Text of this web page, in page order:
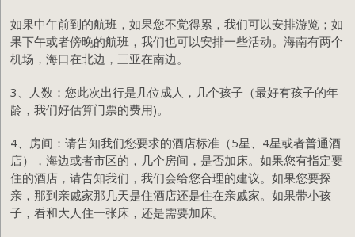
如果中午前到的航班，如果您不觉得累，我们可以安排游览；如
果下午或者傍晚的航班，我们也可以安排一些活动。海南有两个
机场，海口在北边，三亚在南边。
3、人数：您此次出行是几位成人，几个孩子（最好有孩子的年
龄，我们好估算门票的费用)。
4、房间：请告知我们您要求的酒店标准（5星、4星或者普通酒
店），海边或者市区的，几个房间，是否加床。如果您有指定要
住的酒店，请告知我们，我们会给您合理的建议。如果您要探
亲，那到亲戚家那几天是住酒店还是住在亲戚家。如果带小孩
子，看和大人住一张床，还是需要加床。